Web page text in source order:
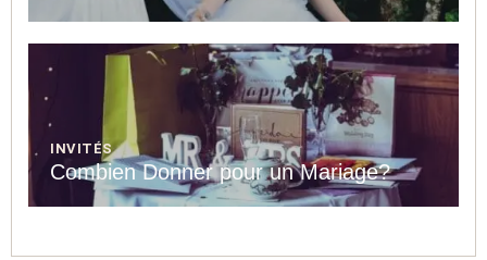
INVITÉS
Combien Donner pour un Mariage?